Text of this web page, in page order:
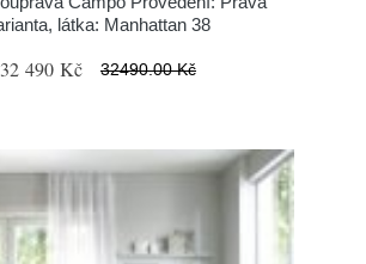
látka: Manhattan 38
32 490 Kč 32490.00 Kč